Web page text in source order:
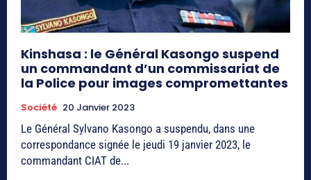
Kinshasa : le Général Kasongo suspend
un commandant d’un commissariat de
la Police pour images compromettantes
Société 20 Janvier 2023
Le Général Sylvano Kasongo a suspendu, dans une
correspondance signée le jeudi 19 janvier 2023, le
commandant CIAT de...